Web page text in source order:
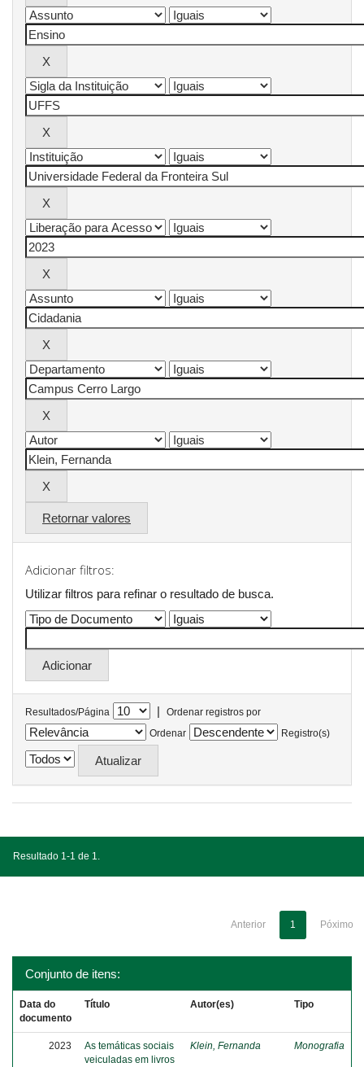
Retornar valores
Adicionar filtros:
Utilizar filtros para refinar o resultado de busca.
Resultados/Página |
Ordenar registros por
Ordenar
Registro(s)
Resultado 1-1 de 1.
Anterior 1 Póximo
Conjunto de itens:
Data do
documento
Título Autor(es) Tipo
2023
As temáticas sociais
veiculadas em livros
Klein, Fernanda Monografia